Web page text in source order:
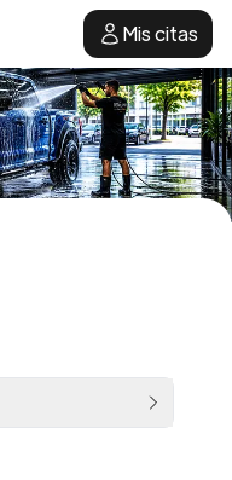
Mis citas